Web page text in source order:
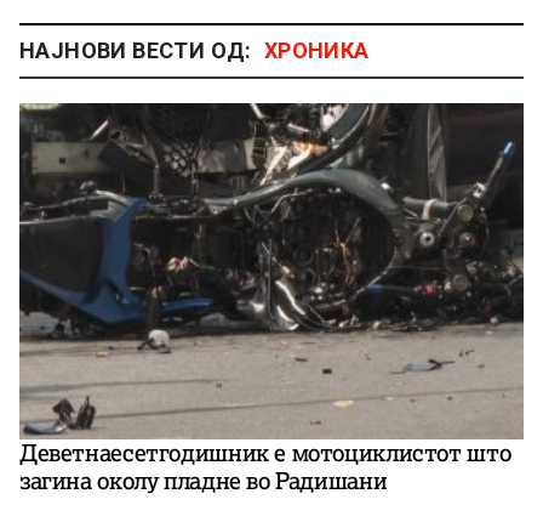
НАЈНОВИ ВЕСТИ ОД: ХРОНИКА
Деветнаесетгодишник е мотоциклистот што
загина околу пладне во Радишани